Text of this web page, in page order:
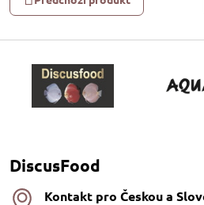
DiscusFood
Kontakt pro Českou a